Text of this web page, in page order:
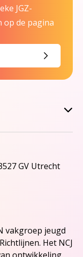
JGZ-
op de pagina
GV Utrecht
vakgroep jeugd
Het NCJ